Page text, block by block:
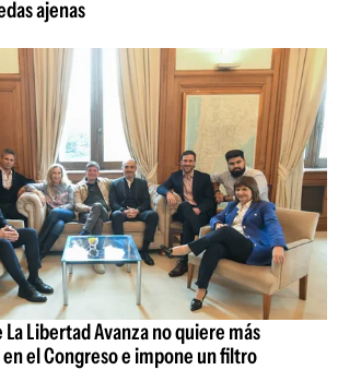
ajenas
Libertad Avanza no quiere más
el Congreso e impone un filtro